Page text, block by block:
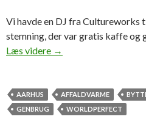
Vi havde en DJ fra Cultureworks
stemning, der var gratis kaffe og
Læs videre Aarhus’ største
→
AARHUS AFFALDVARME
GENBRUG
WORLDPERFECT